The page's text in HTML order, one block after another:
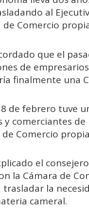
al
de Comercio
que el
de
finalmente una
de febrero tuve
y comerciantes
Comercio
el
la Cámara de
la
cameral.